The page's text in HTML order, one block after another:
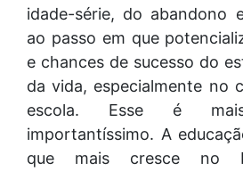
idade-série, do abandono
ao passo em que
e chances de sucesso do
da vida, especialmente no
escola. Esse é
importantíssimo. A
que mais cresce no